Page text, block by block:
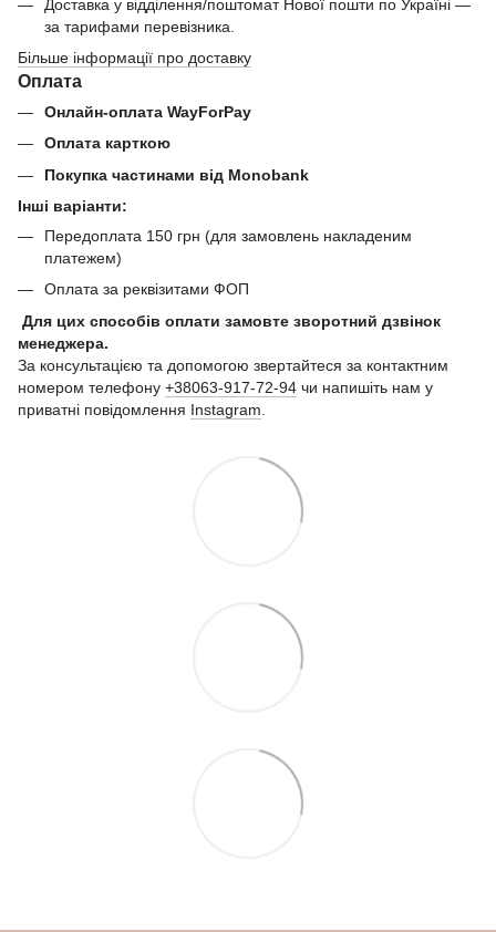
Доставка у відділення/поштомат Нової пошти по Україні —
за тарифами перевізника.
Більше інформації про доставку
Оплата
Онлайн-оплата WayForPay
Оплата карткою
Покупка частинами від Monobank
Інші варіанти:
Передоплата 150 грн (для замовлень накладеним
платежем)
Оплата за реквізитами ФОП
Для цих способів оплати замовте зворотний дзвінок
менеджера.
За консультацією та допомогою звертайтеся за контактним
номером телефону +38063-917-72-94 чи напишіть нам у
приватні повідомлення Instagram